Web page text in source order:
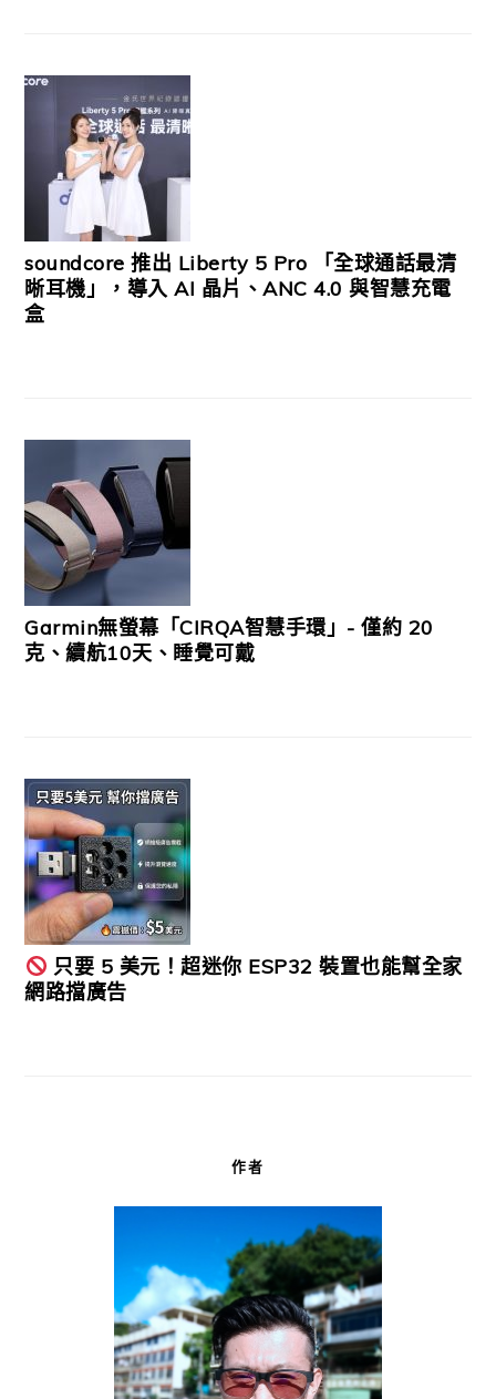
soundcore 推出 Liberty 5 Pro 「全球通話最清
晰耳機」，導入 AI 晶片、ANC 4.0 與智慧充電
盒
Garmin無螢幕「CIRQA智慧手環」- 僅約 20
克、續航10天、睡覺可戴
只要 5 美元！超迷你 ESP32 裝置也能幫全家
網路擋廣告
作者